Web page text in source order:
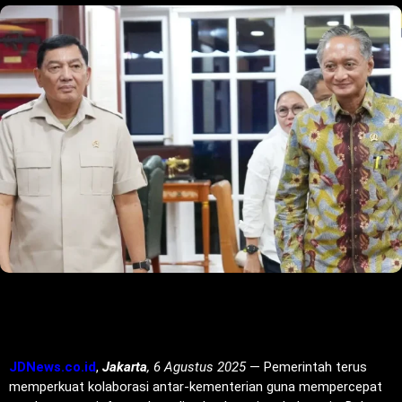
JDNews.co.id, Jakarta, 6 Agustus 2025— Pemerintah terus
memperkuat kolaborasi antar-kementerian guna mempercepat